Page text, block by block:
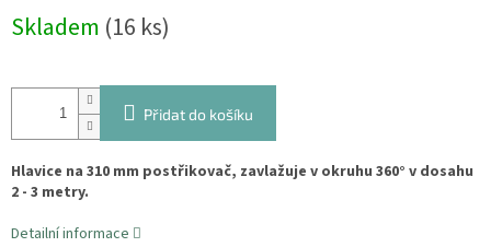
cena:
Skladem (16 ks)
Přidat do košíku
Hlavice na 310 mm postřikovač, zavlažuje v okruhu 360° v dosahu
2 - 3 metry.
Detailní informace